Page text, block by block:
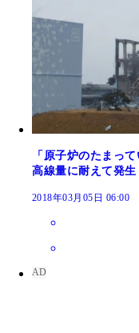
「原子炉のたまっ
高線量に耐えて発
2018年03月05日 06:00